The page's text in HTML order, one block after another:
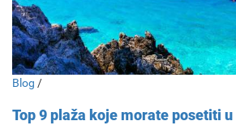
Blog /
Top 9 plaža koje morate posetiti